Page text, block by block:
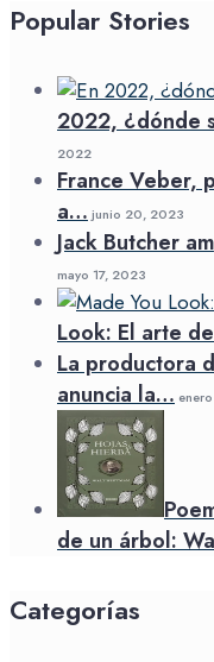
Popular Stories
2022, ¿dónde
2022
France Veber,
a… junio 20, 2023
Jack Butcher
mayo 17, 2023
Look: El arte
La productora
anuncia la…
de un árbol:
Categorías